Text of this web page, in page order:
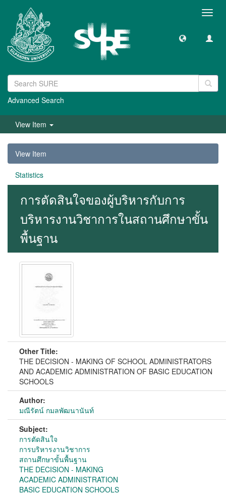
Advanced Search
View Item
View Item
Statistics
การตัดสินใจของผู้บริหารกับการ
บริหารงานวิชาการในสถานศึกษาขั้น
พื้นฐาน
Other Title:
THE DECISION - MAKING OF SCHOOL ADMINISTRATORS
AND ACADEMIC ADMINISTRATION OF BASIC EDUCATION
SCHOOLS
Author:
มณีรัตน์ กมลพัฒนานันท์
Subject:
การตัดสินใจ
การบริหารงานวิชาการ
สถานศึกษาขั้นพื้นฐาน
THE DECISION - MAKING
ACADEMIC ADMINISTRATION
BASIC EDUCATION SCHOOLS